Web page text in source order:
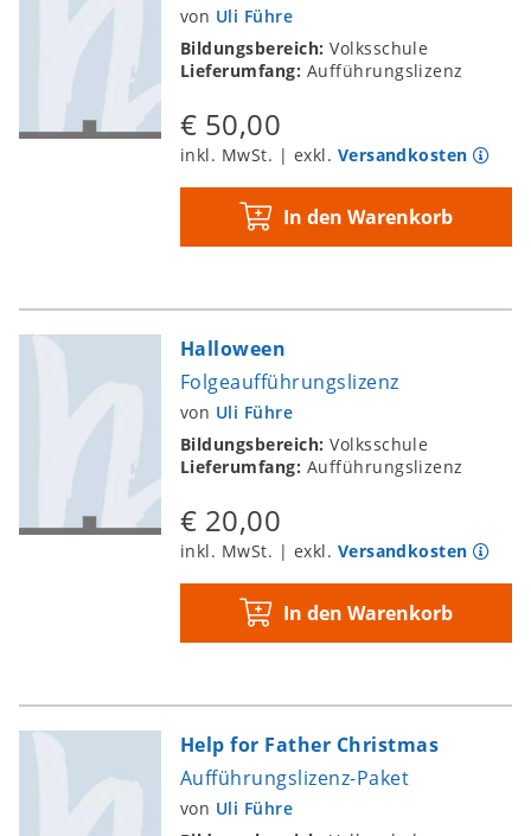
von Uli Führe
Bildungsbereich:Volksschule
Lieferumfang: Aufführungslizenz
€ 50,00
inkl. MwSt. | exkl. Versandkosten
In den Warenkorb
Halloween
Folgeaufführungslizenz
von Uli Führe
Bildungsbereich:Volksschule
Lieferumfang: Aufführungslizenz
€ 20,00
inkl. MwSt. | exkl. Versandkosten
In den Warenkorb
Help for Father Christmas
Aufführungslizenz-Paket
von Uli Führe